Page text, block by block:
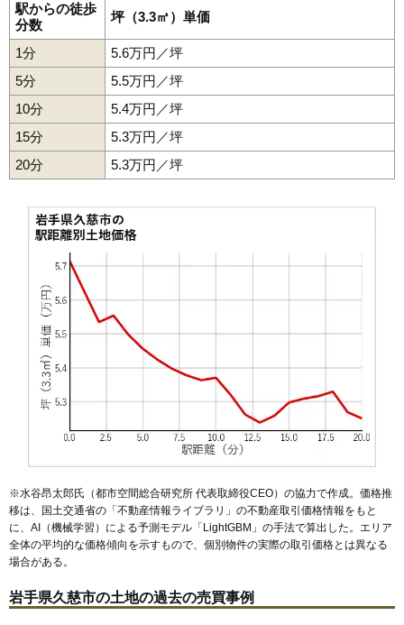
駅からの徒歩
分数
坪（3.3㎡）単価
1分
5.6万円／坪
5分
5.5万円／坪
10分
5.4万円／坪
15分
5.3万円／坪
20分
5.3万円／坪
※水谷昂太郎氏（都市空間総合研究所 代表取締役CEO）の協力で作成。価格推
移は、国土交通省の「不動産情報ライブラリ 」の不動産取引価格情報をもと
に、AI（機械学習）による予測モデル「LightGBM」の手法で算出した。エリア
全体の平均的な価格傾向を示すもので、個別物件の実際の取引価格とは異なる
場合がある。
岩手県久慈市の土地の過去の売買事例